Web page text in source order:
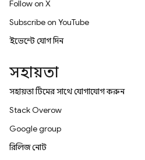
Follow on X
Subscribe on YouTube
ইভেন্টে যোগ দিন
সহায়তা
সহায়তা টিমের সাথে যোগাযোগ করুন
Stack Overflow
Google group
রিলিজ নোট